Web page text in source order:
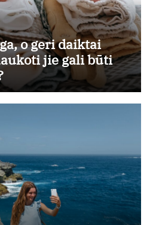
o geri daiktai
jie gali būti